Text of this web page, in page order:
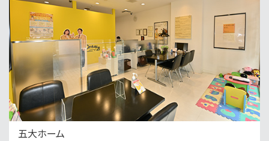
第4位
3,199万円
3ＬＤＫ
小金城趾駅
バ2分・歩15分
○現地集合、現地解散も可能です ○まずは資料だけ…
第5位
4,999万円
五大ホーム